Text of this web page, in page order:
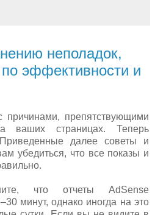
неполадок,
эффективности и
причинами, препятствующими
ваших страницах. Теперь
далее советы и
убедиться, что все показы и
что отчеты AdSense
минут, однако иногда на это